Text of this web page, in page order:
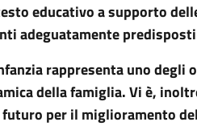
educativo a supporto
adeguatamente
rappresenta uno
della famiglia. Vi è,
per il miglioramento